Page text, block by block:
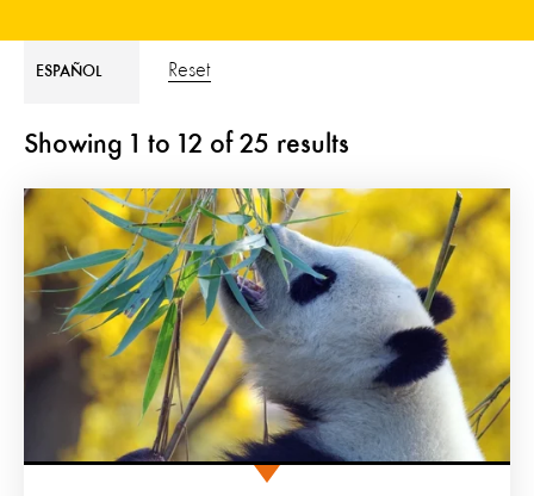
ESPAÑOL Reset
Showing 1 to 12 of 25 results